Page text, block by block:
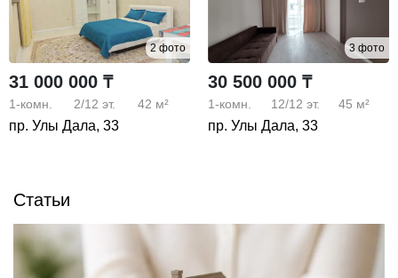
2 фото
31 000 000 ₸
1-комн. 2/12 эт. 42 м²
пр. Улы Дала, 33
3 фото
30 500 000 ₸
1-комн. 12/12 эт. 45 м²
пр. Улы Дала, 33
Статьи